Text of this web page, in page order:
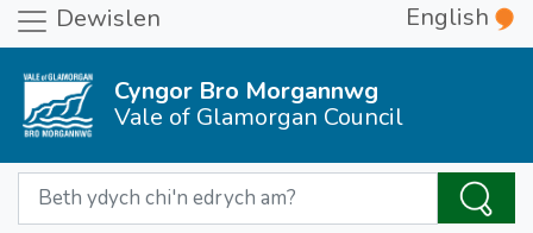
Dewislen English
Cyngor Bro Morgannwg
Vale of Glamorgan Council